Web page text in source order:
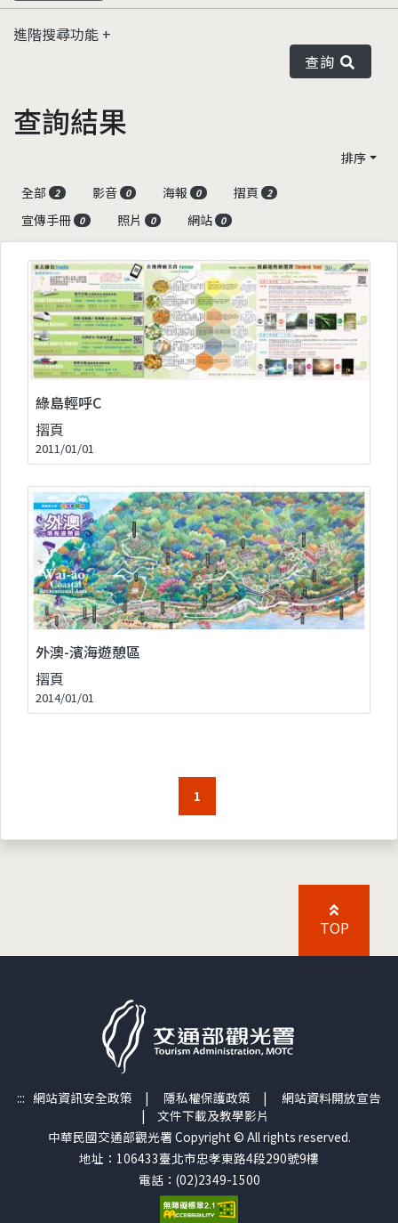
進階搜尋功能
查詢
查詢結果
排序
全部
2 影音 0 海報 0 摺頁 2
宣傳手冊 0 照片 0 網站 0
綠島輕呼C
摺頁
2011/01/01
外澳-濱海遊憩區
摺頁
2014/01/01
1
TOP
::: 網站資訊安全政策 | 隱私權保護政策 | 網站資料開放宣告
| 文件下載及教學影片
中華民國交通部觀光署 Copyright © All rights reserved.
地址：106433臺北市忠孝東路4段290號9樓
電話：(02)2349-1500